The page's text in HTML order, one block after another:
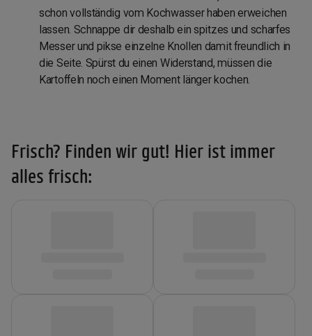
schon vollständig vom Kochwasser haben erweichen
lassen. Schnappe dir deshalb ein spitzes und scharfes
Messer und pikse einzelne Knollen damit freundlich in
die Seite. Spürst du einen Widerstand, müssen die
Kartoffeln noch einen Moment länger kochen.
Frisch? Finden wir gut! Hier ist immer
alles frisch: